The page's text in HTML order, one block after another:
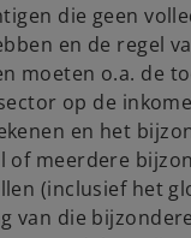
die geen
en de regel
moeten o.a. de
op de
en het
of meerdere
(inclusief het
van die bijzondere